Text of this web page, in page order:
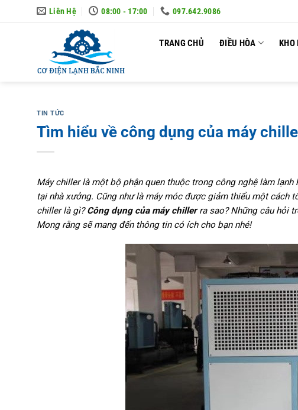
to
Liên Hệ 08:00 - 17:00 097.642.9086
TRANG CHỦ ĐIỀU HÒA KHO
TIN TỨC
Tìm hiểu về công dụng của máy
Máy chiller là một bộ phận quen thuộc trong công nghệ làm
tại nhà xưởng. Cũng như là máy móc được giảm thiểu một cách
chiller là gì?Công dụng của máy chillerra sao? Những câu hỏi
Mong rằng sẽ mang đến thông tin có ích cho bạn nhé!